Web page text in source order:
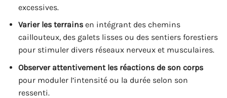
excessives.
Varier les terrainsen intégrant des chemins
caillouteux, des galets lisses ou des sentiers forestiers
pour stimuler divers réseaux nerveux et musculaires.
Observer attentivement les réactions de son corps
pour moduler l’intensité ou la durée selon son
ressenti.